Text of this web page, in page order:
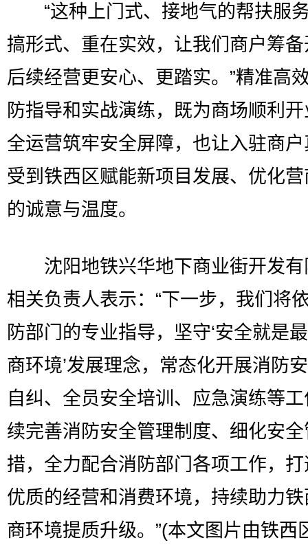
“这种上门式、接地气的帮扶服
搞形式、重在实效，让我们商户筹
后续经营更安心、更踏实。”精准高
防指导和实战演练，既为商场顺利
全运营筑牢安全屏障，也让入驻商
受到铁西区赋能新项目发展、优化
的诚意与温度。
沈阳地铁兴华地下商业街开发有
相关负责人表示：“下一步，我们将
防部门的专业指导，坚守‘安全就是
商环境’发展理念，常态化开展消防
自纠、全员安全培训、应急演练等
续完善消防安全管理制度、细化安
措，全力配合消防部门各项工作，
优质的经营和消费环境，持续助力
商环境提质升级。”(本文图片由铁西